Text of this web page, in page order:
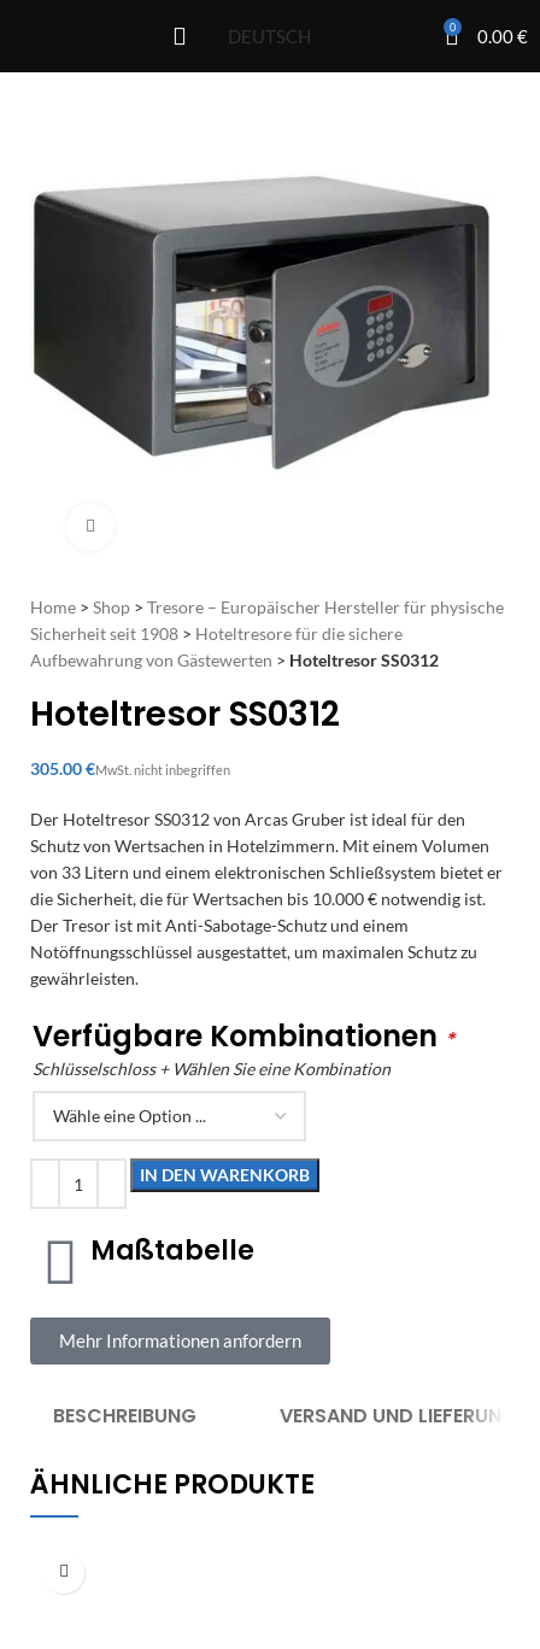
DEUTSCH 0 0.00€
Home > Shop > Tresore – Europäischer Hersteller für physische
Sicherheit seit 1908 > Hoteltresore für die sichere
Aufbewahrung von Gästewerten > Hoteltresor SS0312
Hoteltresor SS0312
€
Der Hoteltresor SS0312 von Arcas Gruber ist ideal für den
Schutz von Wertsachen in Hotelzimmern. Mit einem Volumen
von 33 Litern und einem elektronischen Schließsystem bietet er
die Sicherheit, die für Wertsachen bis 10.000 € notwendig ist.
Der Tresor ist mit Anti-Sabotage-Schutz und einem
Notöffnungsschlüssel ausgestattet, um maximalen Schutz zu
gewährleisten.
Verfügbare Kombinationen *
Schlüsselschloss + Wählen Sie eine Kombination
IN DEN WARENKORB
Maßtabelle
Mehr Informationen anfordern
BESCHREIBUNG VERSAND UND LIEFERUNG
ÄHNLICHE PRODUKTE